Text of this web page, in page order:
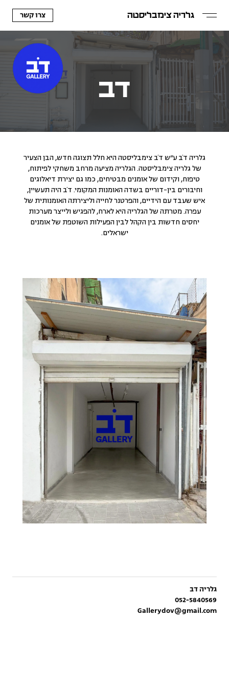
גלריה צימבליסטה צרו קשר
דב
גלריה דֹב ע״ש דֹב צימבליסטה היא חלל תצוגה חדש, הבן הצעיר
של גלריה צימבליסטה. הגלריה מציעה מרחב משחקי לפיתוח,
טיפוח, וקידום של אומנים מבטיחים, כמו גם יצירת דיאלוגים
וחיבורים בין-דוריים בשדה האומנות המקומי. דֹב היה תעשיין,
איש שעבד עם הידיים, והפרטנר לחייה וליצירתה האומנותית של
עפרה. מטרתה של הגלריה היא לארח, להפגיש ולייצר מערכות
יחסים חדשות בין הקהל לבין הפעילות השוטפת של אומנים
ישראלים.
גלריה דב
052-5840569
Gallerydov@gmail.com